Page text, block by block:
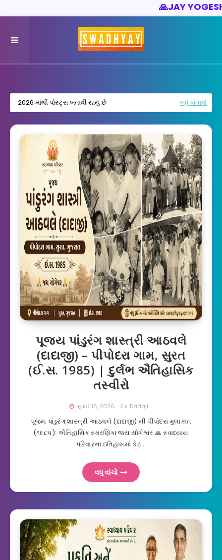
JAY YOGESHWAR🙏
2026 માંથી પોસ્ટ્સ બતાવી રહ્યું છે બધું બતાવો
પૂજ્ય પાંડુરંગ શાસ્ત્રી આઠવલે
(દાદાજી) – પીપોદરા ગામ, સુરત
(ઈ.સ. 1985) | દુર્લભ ઐતિહાસિક
તસ્વીરો
જુલાઈ 16, 2026 Dadaji
પૂજ્ય પાંડુરંગ શાસ્ત્રી આઠવલે (દાદાજી) ની પીપોદરા મુલાકાત
(૧૯૮૫): ઐતિહાસિક સ્મરણિકા જય યોગેશ્વર 🙏 સ્વાધ્યાય
પરિવારના ઇતિહાસમાં કેટ…
વધુ વાંચો